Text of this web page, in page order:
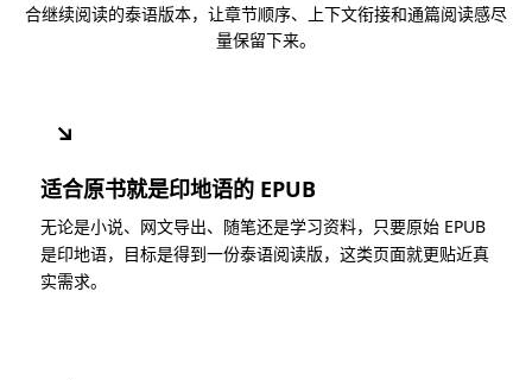
合继续阅读的泰语版本，让章节顺序、上下文衔接和通篇阅读感尽
量保留下来。
↘
适合原书就是印地语的 EPUB
无论是小说、网文导出、随笔还是学习资料，只要原始 EPUB
是印地语，目标是得到一份泰语阅读版，这类页面就更贴近真
实需求。